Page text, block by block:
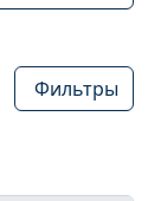
Фильтры